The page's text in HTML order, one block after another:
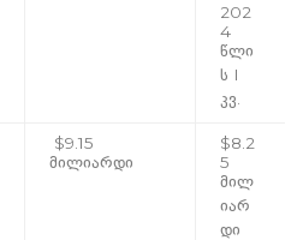
202
4
წლი
ს I
კვ.
$9.15
მილიარდი
$8.2
5
მილ
იარ
დი